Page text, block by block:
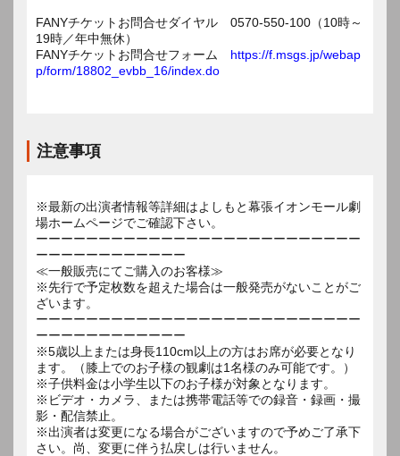
FANYチケットお問合せダイヤル 0570-550-100（10時～
19時／年中無休）
FANYチケットお問合せフォーム https://f.msgs.jp/webap
p/form/18802_evbb_16/index.do
注意事項
※最新の出演者情報等詳細はよしもと幕張イオンモール劇
場ホームページでご確認下さい。
ーーーーーーーーーーーーーーーーーーーーーーーーーー
ーーーーーーーーーーーー
≪一般販売にてご購入のお客様≫
※先行で予定枚数を超えた場合は一般発売がないことがご
ざいます。
ーーーーーーーーーーーーーーーーーーーーーーーーーー
ーーーーーーーーーーーー
※5歳以上または身長110cm以上の方はお席が必要となり
ます。（膝上でのお子様の観劇は1名様のみ可能です。）
※子供料金は小学生以下のお子様が対象となります。
※ビデオ・カメラ、または携帯電話等での録音・録画・撮
影・配信禁止。
※出演者は変更になる場合がございますので予めご了承下
さい。尚、変更に伴う払戻しは行いません。